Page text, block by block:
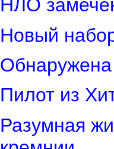
НЛО
Новый
Обнаружена
Пилот из
Разумная